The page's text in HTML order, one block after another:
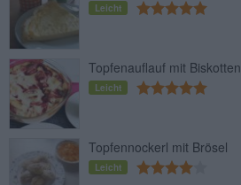
Leicht
Topfenauflauf mit Biskotten
Leicht
Topfennockerl mit Brösel
Leicht